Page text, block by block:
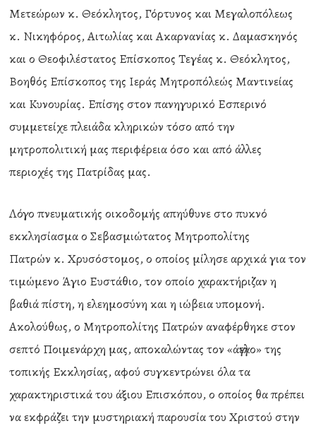
Μετεώρων κ. Θεόκλητος, Γόρτυνος και Μεγαλοπόλεως
κ. Νικηφόρος, Αιτωλίας και Ακαρνανίας κ. Δαμασκηνός
και ο Θεοφιλέστατος Επίσκοπος Τεγέας κ. Θεόκλητος,
Βοηθός Επίσκοπος της Ιεράς Μητροπόλεώς Μαντινείας
και Κυνουρίας. Επίσης στον πανηγυρικό Εσπερινό
συμμετείχε πλειάδα κληρικών τόσο από την
μητροπολιτική μας περιφέρεια όσο και από άλλες
περιοχές της Πατρίδας μας.
Λόγο πνευματικής οικοδομής απηύθυνε στο πυκνό
εκκλησίασμα ο Σεβασμιώτατος Μητροπολίτης
Πατρών κ. Χρυσόστομος, ο οποίος μίλησε αρχικά για τον
τιμώμενο Άγιο Ευστάθιο, τον οποίο χαρακτήριζαν η
βαθιά πίστη, η ελεημοσύνη και η ιώβεια υπομονή.
Ακολούθως, ο Μητροπολίτης Πατρών αναφέρθηκε στον
σεπτό Ποιμενάρχη μας, αποκαλώντας τον «άγγελο» της
τοπικής Εκκλησίας, αφού συγκεντρώνει όλα τα
χαρακτηριστικά του άξιου Επισκόπου, ο οποίος θα πρέπει
να εκφράζει την μυστηριακή παρουσία του Χριστού στην